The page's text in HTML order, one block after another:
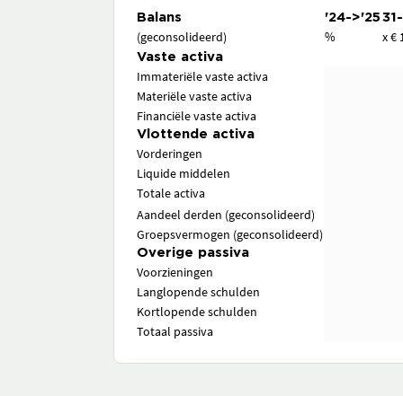
Balans '24->'25
(geconsolideerd) % x €
Vaste activa
Immateriële vaste activa
Materiële vaste activa
Financiële vaste activa
Vlottende activa
Vorderingen
Liquide middelen
Totale activa
Aandeel derden (geconsolideerd)
Groepsvermogen (geconsolideerd)
Overige passiva
Voorzieningen
Langlopende schulden
Kortlopende schulden
Totaal passiva